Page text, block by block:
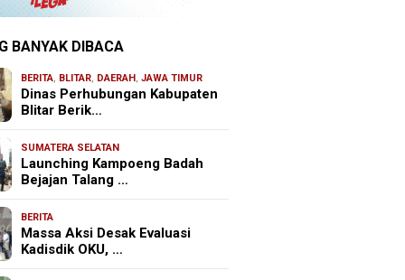
BANYAK DIBACA
BERITA, BLITAR, DAERAH ,JAWA TIMUR
Dinas Perhubungan Kabupaten
Blitar Berik…
SUMATERA SELATAN
Launching Kampoeng Badah
Bejajan Talang …
BERITA
Massa Aksi Desak Evaluasi
Kadisdik OKU, …